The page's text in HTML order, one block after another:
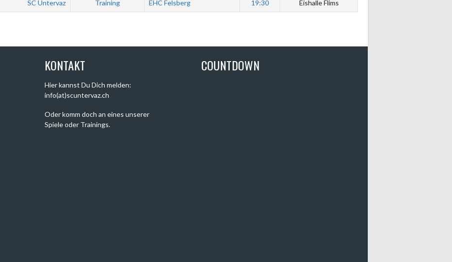
SC Untervaz Training EHC Felsberg 19:30 Eishalle Flims
KONTAKT
Hier kannst Du Dich melden:
info(at)scuntervaz.ch
Oder komm doch an eines unserer
Spiele oder Trainings.
COUNTDOWN